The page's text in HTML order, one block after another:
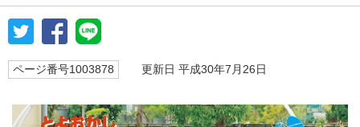
ページ番号1003878 更新日 平成30年7月26日